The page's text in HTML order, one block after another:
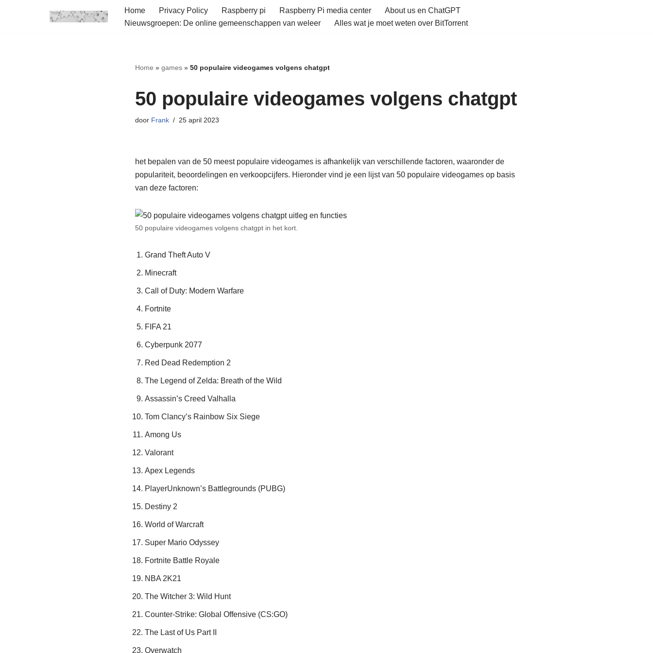
Home Privacy Policy Raspberry pi Raspberry Pi media center
About us en ChatGPT
Nieuwsgroepen: De online gemeenschappen van weleer
Alles wat je moet weten over BitTorrent
Home » games» 50 populaire videogames volgens chatgpt
50 populaire videogames volgens chatgpt
door Frank 25 april 2023
het bepalen van de 50 meest populaire videogames is afhankelijk van verschillende factoren, waaronder de
populariteit, beoordelingen en verkoopcijfers. Hieronder vind je een lijst van 50 populaire videogames op basis
van deze factoren:
50 populaire videogames volgens chatgpt in het kort.
Grand Theft Auto V
Minecraft
Call of Duty: Modern Warfare
Fortnite
FIFA 21
Cyberpunk 2077
Red Dead Redemption 2
The Legend of Zelda: Breath of the Wild
Assassin’s Creed Valhalla
Tom Clancy’s Rainbow Six Siege
Among Us
Valorant
Apex Legends
PlayerUnknown’s Battlegrounds (PUBG)
Destiny 2
World of Warcraft
Super Mario Odyssey
Fortnite Battle Royale
NBA 2K21
The Witcher 3: Wild Hunt
Counter-Strike: Global Offensive (CS:GO)
The Last of Us Part II
Overwatch